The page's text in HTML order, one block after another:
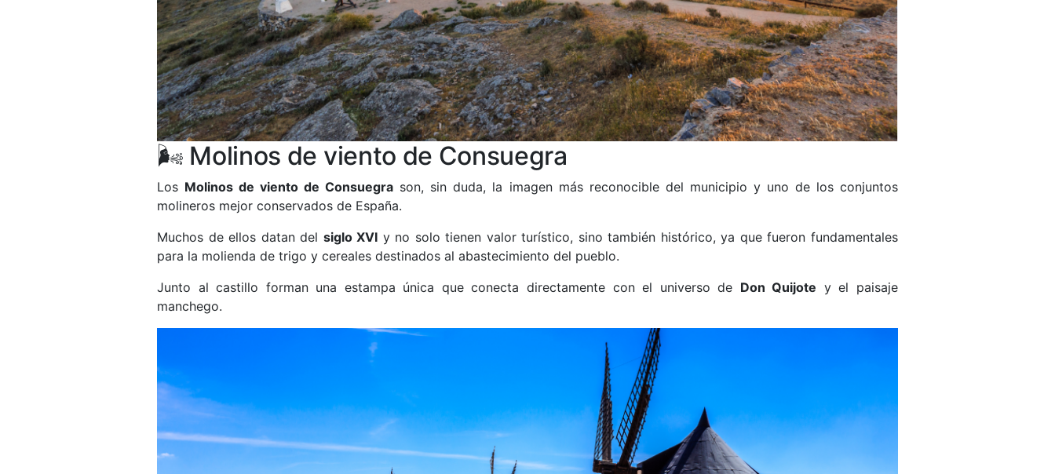
🌬️ Molinos de viento de Consuegra
Los Molinos de viento de Consuegra son, sin duda, la imagen más reconocible del municipio y uno de los conjuntos
molineros mejor conservados de España.
Muchos de ellos datan del siglo XVI y no solo tienen valor turístico, sino también histórico, ya que fueron fundamentales
para la molienda de trigo y cereales destinados al abastecimiento del pueblo.
Junto al castillo forman una estampa única que conecta directamente con el universo de Don Quijote y el paisaje
manchego.